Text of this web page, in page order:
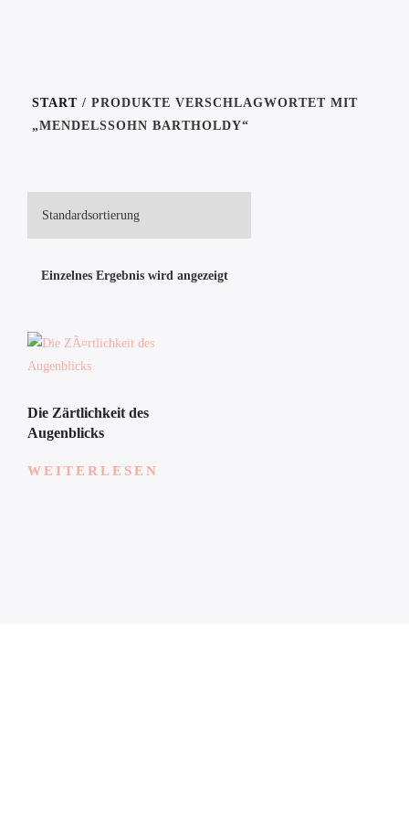
START / PRODUKTE VERSCHLAGWORTET MIT
„MENDELSSOHN BARTHOLDY“
Einzelnes Ergebnis wird angezeigt
Die Zärtlichkeit des
Augenblicks
WEITERLESEN